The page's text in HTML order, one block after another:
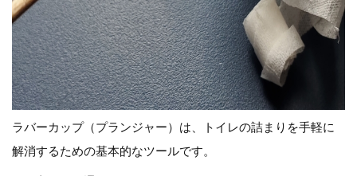
ラバーカップ（プランジャー）は、トイレの詰まりを手軽に
解消するための基本的なツールです。